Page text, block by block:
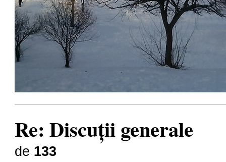
Re: Discuţii generale
de 133